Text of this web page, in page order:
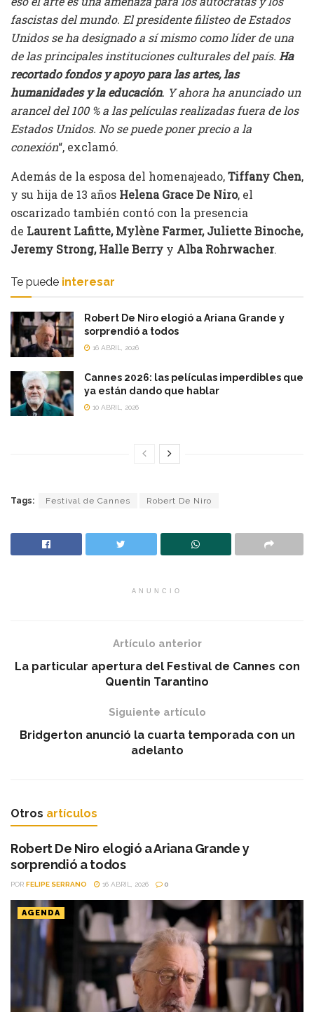
fascistas del mundo. El presidente filisteo de Estados
Unidos se ha designado a sí mismo como líder de una
de las principales instituciones culturales del país. Ha
recortado fondos y apoyo para las artes, las
humanidades y la educación. Y ahora ha anunciado un
arancel del 100 % a las películas realizadas fuera de los
Estados Unidos. No se puede poner precio a la
conexión“, exclamó.
Además de la esposa del homenajeado,Tiffany Chen,
y su hija de 13 años Helena Grace De Niro, el
oscarizado también contó con la presencia
de Laurent Lafitte, Mylène Farmer, Juliette Binoche,
Jeremy Strong, Halle Berry y Alba Rohrwacher.
Te puede interesar
Robert De Niro elogió a Ariana Grande y
sorprendió a todos
16 ABRIL, 2026
Cannes 2026: las películas imperdibles que
ya están dando que hablar
10 ABRIL, 2026
Tags: Festival de Cannes Robert De Niro
ANUNCIO
Artículo anterior
La particular apertura del Festival de Cannes con
Quentin Tarantino
Siguiente artículo
Bridgerton anunció la cuarta temporada con un
adelanto
Otros artículos
Robert De Niro elogió a Ariana Grande y
sorprendió a todos
POR FELIPE SERRANO 16 ABRIL, 2026 0
AGENDA